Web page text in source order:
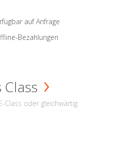
auf Anfrage
Bezahlungen
Class
Class oder gleichwärtig